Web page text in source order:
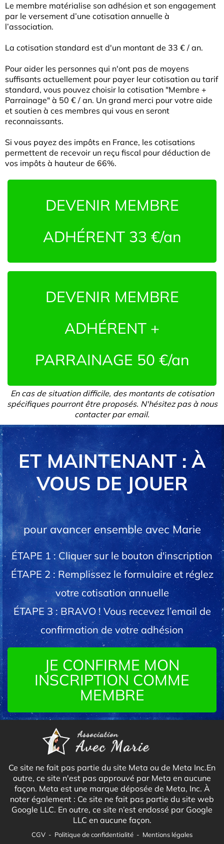
Le membre matérialise son adhésion et son engagement
par le versement d’une cotisation annuelle à
l’association.
La cotisation standard est d'un montant de 33 € / an.
Pour aider les personnes qui n'ont pas de moyens
suffisants actuellement pour payer leur cotisation au tarif
standard, vous pouvez choisir la cotisation "Membre +
Parrainage" à 50 € / an. Un grand merci pour votre aide
et soutien à ces membres qui vous en seront
reconnaissants.
Si vous payez des impôts en France, les cotisations
permettent de recevoir un reçu fiscal pour déduction de
vos impôts à hauteur de 66%.
DEVENIR MEMBRE
ADHÉRENT 33 €/an
DEVENIR MEMBRE
ADHÉRENT +
PARRAINAGE 50 €/an
En cas de situation difficile, des montants de cotisation
spécifiques pourront être proposés. N'hésitez pas à nous
contacter par email.
ET MAINTENANT : À
VOUS DE JOUER
pour avancer ensemble avec Marie
ÉTAPE 1 : Cliquer sur le bouton d'inscription
ÉTAPE 2 : Remplissez le formulaire et réglez
votre cotisation annuelle
ÉTAPE 3 : BRAVO ! Vous recevez l’email de
confirmation de votre adhésion
JE CONFIRME MON
INSCRIPTION COMME
MEMBRE
Ce site ne fait pas partie du site Meta ou de Meta Inc.En
outre, ce site n'est pas approuvé par Meta en aucune
façon. Meta est une marque déposée de Meta, Inc. À
noter également : Ce site ne fait pas partie du site web
Google LLC. En outre, ce site n’est endossé par Google
LLC en aucune façon.
CGV - Politique de confidentialité - Mentions légales